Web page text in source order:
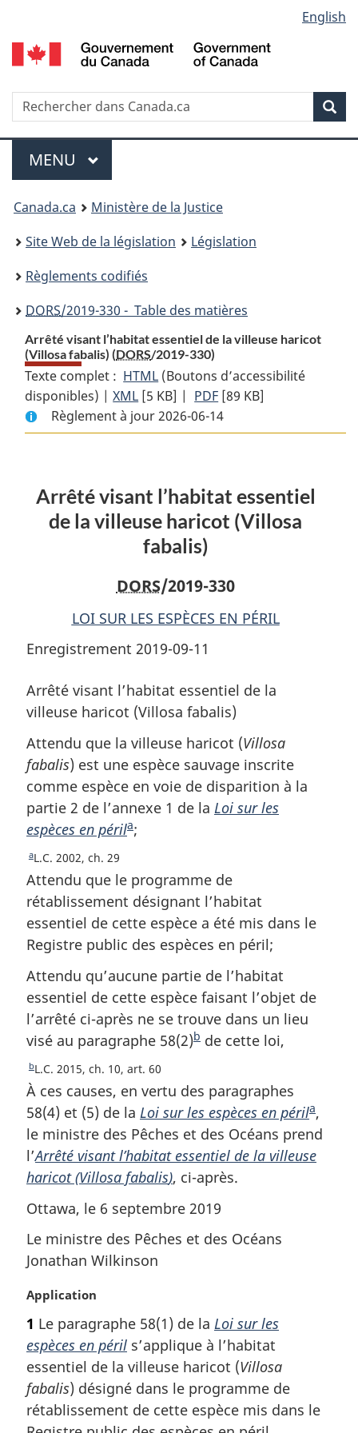
au
contenu
propos
de
la
HTML
simplifiée
selection
English
Recherche
Menu
MENU PRINCIPAL
You
are
here:
Canada.ca
Ministère de la Justice
Site Web de la législation
Législation
Règlements codifiés
DORS/2019-330 - Table des matières
Arrêté visant l’habitat essentiel de la villeuse haricot
(Villosa fabalis) (DORS/2019-330)
Texte complet : HTML Texte
complet
:
Arrêté
essentiel
de
la
villeuse
haricot
(Villosa
fabalis)
(Boutons d’accessibilité
disponibles) |XML Texte
complet
:
l’habitat
essentiel
de
la
villeuse
haricot
(Villosa
[5 KB] | PDF Texte
complet
:
l’habitat
essentiel
villeuse
haricot
(Villosa
[89 KB]
Règlement à jour 2026-06-14
Arrêté visant l’habitat essentiel
de la villeuse haricot (Villosa
fabalis)
DORS/2019-330
LOI SUR LES ESPÈCES EN PÉRIL
Enregistrement 2019-09-11
Arrêté visant l’habitat essentiel de la
villeuse haricot (Villosa fabalis)
Attendu que la villeuse haricot (Villosa
fabalis) est une espèce sauvage inscrite
comme espèce en voie de disparition à la
partie 2 de l’annexe 1 de la Loi sur les
espèces en périlN
e
d
a
s
d
e
p
a
g
e
a;
R
e
o
u
r
l
a
r
é
é
r
e
n
c
e
d
l
n
o
e
d
e
b
a
s
d
aL.C. 2002, ch. 29
Attendu que le programme de
rétablissement désignant l’habitat
essentiel de cette espèce a été mis dans le
Registre public des espèces en péril;
Attendu qu’aucune partie de l’habitat
essentiel de cette espèce faisant l’objet de
l’arrêté ci-après ne se trouve dans un lieu
visé au paragraphe 58(2)N
d
s
d
g
e
b de cette loi,
R
e
t
o
u
r
à
a
é
f
r
e
n
c
e
d
l
bL.C. 2015, ch. 10, art. 60
À ces causes, en vertu des paragraphes
58(4) et (5) de la Loi sur les espèces en périlN
o
t
e
a,
le ministre des Pêches et des Océans prend
l’Arrêté visant l’habitat essentiel de la villeuse
haricot (Villosa fabalis), ci-après.
Ottawa, le 6 septembre 2019
Le ministre des Pêches et des Océans
Jonathan Wilkinson
N
t
e
m
a
r
g
Application
1 Le paragraphe 58(1) de la Loi sur les
espèces en péril s’applique à l’habitat
essentiel de la villeuse haricot (Villosa
fabalis) désigné dans le programme de
rétablissement de cette espèce mis dans le